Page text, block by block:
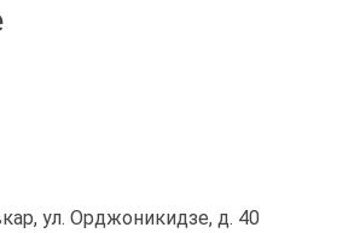
ул. Орджоникидзе, д. 40